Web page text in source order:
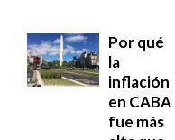
Por qué
la
inflación
en CABA
fue más